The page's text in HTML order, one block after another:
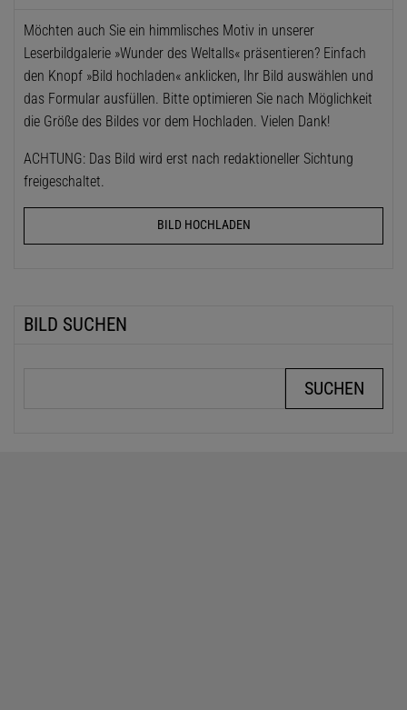
Möchten auch Sie ein himmlisches Motiv in unserer
Leserbildgalerie »Wunder des Weltalls« präsentieren? Einfach
den Knopf »Bild hochladen« anklicken, Ihr Bild auswählen und
das Formular ausfüllen. Bitte optimieren Sie nach Möglichkeit
die Größe des Bildes vor dem Hochladen. Vielen Dank!
ACHTUNG: Das Bild wird erst nach redaktioneller Sichtung
freigeschaltet.
BILD HOCHLADEN
BILD SUCHEN